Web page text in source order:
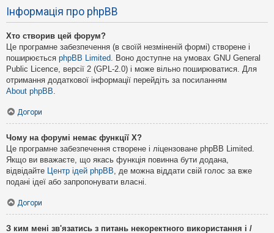
Інформація про phpBB
Хто створив цей форум?
Це програмне забезпечення (в своїй незміненій формі) створене і
поширюється phpBB Limited. Воно доступне на умовах GNU General
Public Licence, версії 2 (GPL-2.0) і може вільно поширюватися. Для
отримання додаткової інформації перейдіть за посиланням
About phpBB.
Догори
Чому на форумі немає функції X?
Це програмне забезпечення створене і ліцензоване phpBB Limited.
Якщо ви вважаєте, що якась функція повинна бути додана,
відвідайте Центр ідей phpBB, де можна віддати свій голос за вже
подані ідеї або запропонувати власні.
Догори
З ким мені зв'язатись з питань некоректного використання і /